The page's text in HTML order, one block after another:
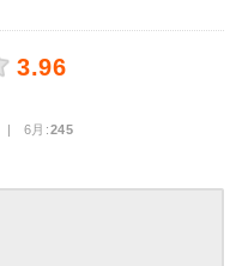
3.96
| 6月:245